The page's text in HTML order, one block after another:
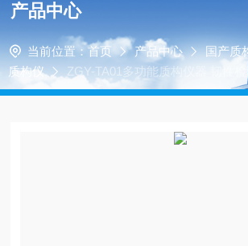
产品中心
当前位置： 首页 产品中心 国产质
质构仪
ZGY-TA01多功能质构仪器 韧性